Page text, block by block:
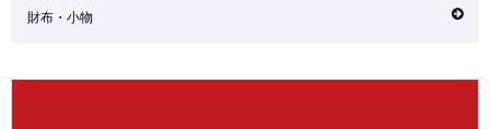
財布・小物